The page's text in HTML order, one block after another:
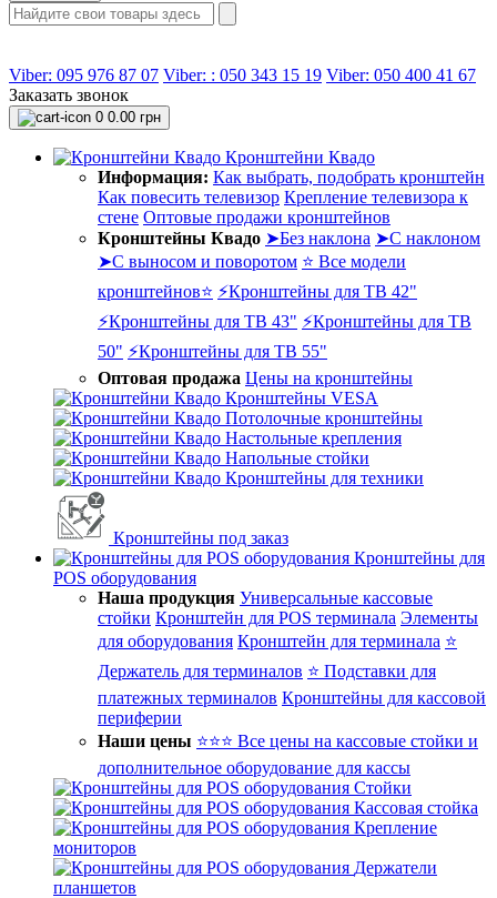
Viber: 095 976 87 07 Viber: : 050 343 15 19‬ Viber: 050 400 41 67
Заказать звонок
0 0.00 грн
Кронштейни Квадо
Информация: Как выбрать, подобрать кронштейн
Как повесить телевизор Крепление телевизора к
стене Оптовые продажи кронштейнов
Кронштейны Квадо ➤Без наклона ➤С наклоном
➤С выносом и поворотом ⭐ Все модели
кронштейнов⭐ ⚡Кронштейны для ТВ 42"
⚡Кронштейны для ТВ 43" ⚡Кронштейны для ТВ
50" ⚡Кронштейны для ТВ 55"
Оптовая продажа Цены на кронштейны
Кронштейны VESA
Потолочные кронштейны
Настольные крепления
Напольные стойки
Кронштейны для техники
Кронштейны под заказ
Кронштейны для
POS оборудования
Наша продукция Универсальные кассовые
стойки Кронштейн для POS терминала Элементы
для оборудования Кронштейн для терминала ⭐
Держатель для терминалов ⭐ Подставки для
платежных терминалов Кронштейны для кассовой
периферии
Наши цены ⭐⭐⭐ Все цены на кассовые стойки и
дополнительное оборудование для кассы
Стойки
Кассовая стойка
Крепление
мониторов
Держатели
планшетов